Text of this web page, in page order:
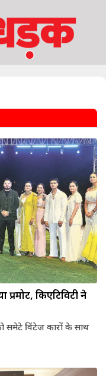
किएटिविटी ने
समेटे विंटेज कारों के साथ